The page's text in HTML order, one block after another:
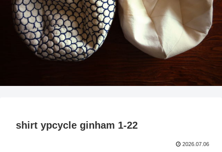
shirt ypcycle ginham 1-22
2026.07.06